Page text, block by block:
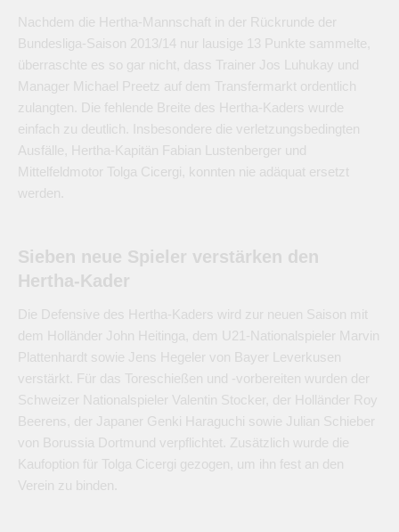
Nachdem die Hertha-Mannschaft in der Rückrunde der
Bundesliga-Saison 2013/14 nur lausige 13 Punkte sammelte,
überraschte es so gar nicht, dass Trainer Jos Luhukay und
Manager Michael Preetz auf dem Transfermarkt ordentlich
zulangten. Die fehlende Breite des Hertha-Kaders wurde
einfach zu deutlich. Insbesondere die verletzungsbedingten
Ausfälle, Hertha-Kapitän Fabian Lustenberger und
Mittelfeldmotor Tolga Cicergi, konnten nie adäquat ersetzt
werden.
Sieben neue Spieler verstärken den
Hertha-Kader
Die Defensive des Hertha-Kaders wird zur neuen Saison mit
dem Holländer John Heitinga, dem U21-Nationalspieler Marvin
Plattenhardt sowie Jens Hegeler von Bayer Leverkusen
verstärkt. Für das Toreschießen und -vorbereiten wurden der
Schweizer Nationalspieler Valentin Stocker, der Holländer Roy
Beerens, der Japaner Genki Haraguchi sowie Julian Schieber
von Borussia Dortmund verpflichtet. Zusätzlich wurde die
Kaufoption für Tolga Cicergi gezogen, um ihn fest an den
Verein zu binden.